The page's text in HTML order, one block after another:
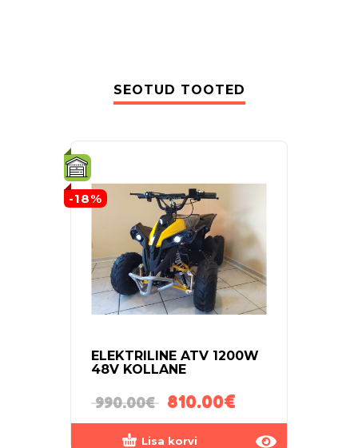
SEOTUD TOOTED
-18%
ELEKTRILINE ATV 1200W
48V KOLLANE
990.00€ 810.00€
Lisa korvi